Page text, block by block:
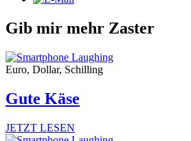
Gib mir mehr Zaster
Euro, Dollar, Schilling
Gute Käse
JETZT LESEN